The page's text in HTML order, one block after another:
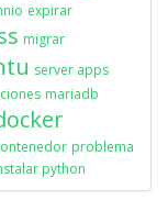
expirar
migrar
server apps
mariadb
problema
python